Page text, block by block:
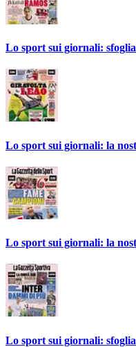
Lo sport sui giornali:
Lo sport sui giornali: la
Lo sport sui giornali: la
Lo sport sui giornali: